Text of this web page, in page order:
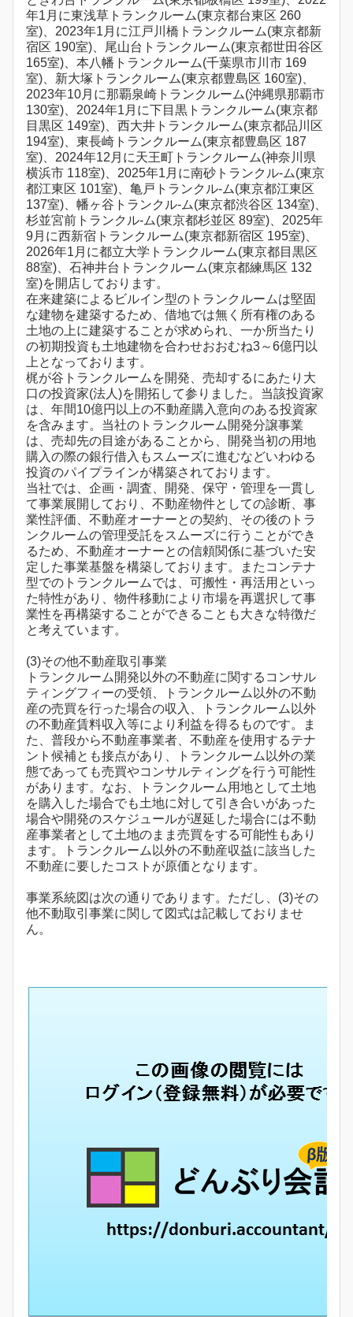
年1月に東浅草トランクルーム(東京都台東区 260
室)、2023年1月に江戸川橋トランクルーム(東京都新
宿区 190室)、尾山台トランクルーム(東京都世田谷区
165室)、本八幡トランクルーム(千葉県市川市 169
室)、新大塚トランクルーム(東京都豊島区 160室)、
2023年10月に那覇泉崎トランクルーム(沖縄県那覇市
130室)、2024年1月に下目黒トランクルーム(東京都
目黒区 149室)、西大井トランクルーム(東京都品川区
194室)、東長崎トランクルーム(東京都豊島区 187
室)、2024年12月に天王町トランクルーム(神奈川県
横浜市 118室)、2025年1月に南砂トランクル-ム(東京
都江東区 101室)、亀戸トランクル-ム(東京都江東区
137室)、幡ヶ谷トランクル-ム(東京都渋谷区 134室)、
杉並宮前トランクル-ム(東京都杉並区 89室)、2025年
9月に西新宿トランクルーム(東京都新宿区 195室)、
2026年1月に都立大学トランクルーム(東京都目黒区
88室)、石神井台トランクルーム(東京都練馬区 132
室)を開店しております。
在来建築によるビルイン型のトランクルームは堅固
な建物を建築するため、借地では無く所有権のある
土地の上に建築することが求められ、一か所当たり
の初期投資も土地建物を合わせおおむね3～6億円以
上となっております。
梶が谷トランクルームを開発、売却するにあたり大
口の投資家(法人)を開拓して参りました。当該投資家
は、年間10億円以上の不動産購入意向のある投資家
を含みます。当社のトランクルーム開発分譲事業
は、売却先の目途があることから、開発当初の用地
購入の際の銀行借入もスムーズに進むなどいわゆる
投資のパイプラインが構築されております。
当社では、企画・調査、開発、保守・管理を一貫し
て事業展開しており、不動産物件としての診断、事
業性評価、不動産オーナーとの契約、その後のトラ
ンクルームの管理受託をスムーズに行うことができ
るため、不動産オーナーとの信頼関係に基づいた安
定した事業基盤を構築しております。またコンテナ
型でのトランクルームでは、可搬性・再活用といっ
た特性があり、物件移動により市場を再選択して事
業性を再構築することができることも大きな特徴だ
と考えています。
(3)その他不動産取引事業
トランクルーム開発以外の不動産に関するコンサル
ティングフィーの受領、トランクルーム以外の不動
産の売買を行った場合の収入、トランクルーム以外
の不動産賃料収入等により利益を得るものです。ま
た、普段から不動産事業者、不動産を使用するテナ
ント候補とも接点があり、トランクルーム以外の業
態であっても売買やコンサルティングを行う可能性
があります。なお、トランクルーム用地として土地
を購入した場合でも土地に対して引き合いがあった
場合や開発のスケジュールが遅延した場合には不動
産事業者として土地のまま売買をする可能性もあり
ます。トランクルーム以外の不動産収益に該当した
不動産に要したコストが原価となります。
事業系統図は次の通りであります。ただし、(3)その
他不動取引事業に関して図式は記載しておりませ
ん。